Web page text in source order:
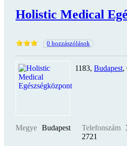
Holistic Medical
0 hozzászólások
1183, Budapest,
Megye Budapest Telefonszám
2721